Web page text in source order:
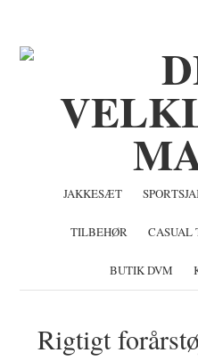
indhold
JAKKESÆT
TILBEHØR CASUAL
BUTIK DVM
Rigtigt